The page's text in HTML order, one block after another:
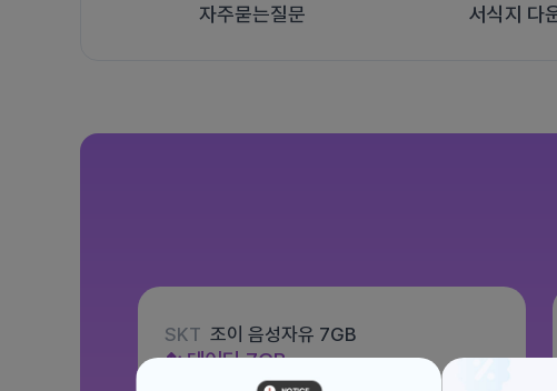
자주묻는질문 서식지 다
SKT 조이 음성자유 7GB
데이터7GB
문자 100건